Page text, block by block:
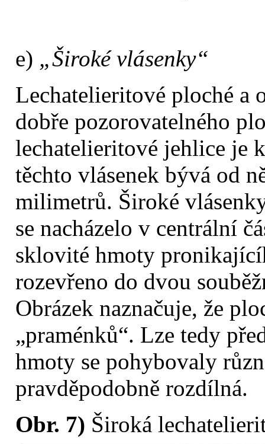
e) „Široké vlásenky“
Lechatelieritové ploché a
dobře pozorovatelného
lechatelieritové jehlice je
těchto vlásenek bývá od
milimetrů. Široké
se nacházelo v centrální
sklovité hmoty
rozevřeno do dvou
Obrázek naznačuje, že
„praménků“. Lze tedy
hmoty se pohybovaly
pravděpodobně rozdílná.
Obr. 7) Široká